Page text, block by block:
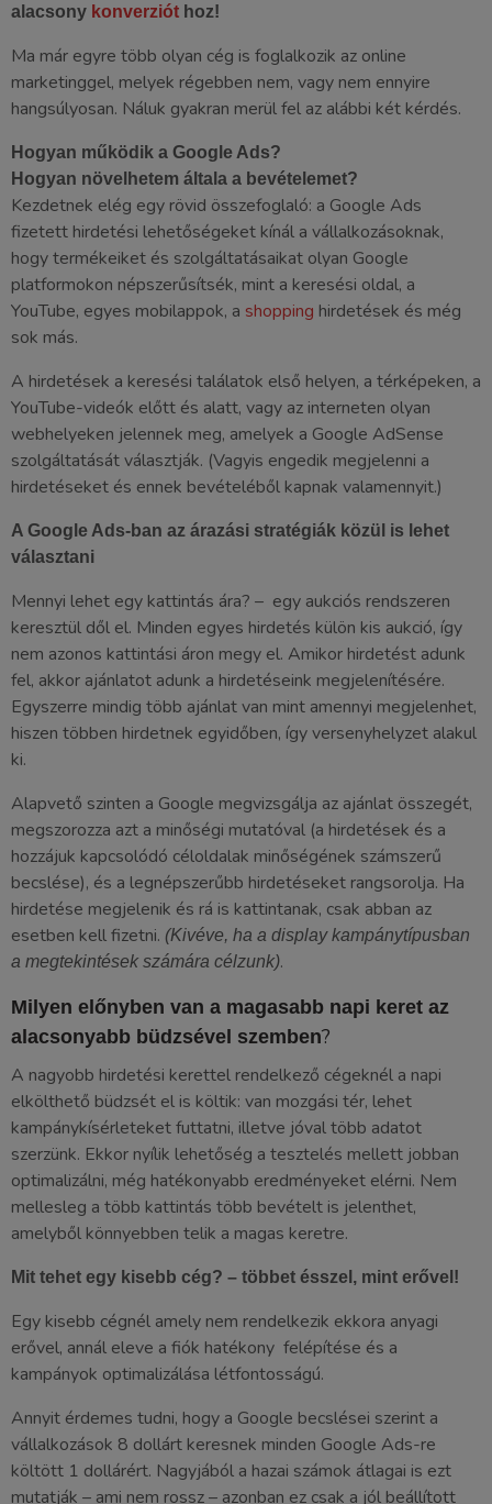
alacsony konverziót hoz!
Ma már egyre több olyan cég is foglalkozik az online
marketinggel, melyek régebben nem, vagy nem ennyire
hangsúlyosan. Náluk gyakran merül fel az alábbi két kérdés.
Hogyan működik a Google Ads?
Hogyan növelhetem általa a bevételemet?
Kezdetnek elég egy rövid összefoglaló: a Google Ads
fizetett hirdetési lehetőségeket kínál a vállalkozásoknak,
hogy termékeiket és szolgáltatásaikat olyan Google
platformokon népszerűsítsék, mint a keresési oldal, a
YouTube, egyes mobilappok, a shopping hirdetések és még
sok más.
A hirdetések a keresési találatok első helyen, a térképeken, a
YouTube-videók előtt és alatt, vagy az interneten olyan
webhelyeken jelennek meg, amelyek a Google AdSense
szolgáltatását választják. (Vagyis engedik megjelenni a
hirdetéseket és ennek bevételéből kapnak valamennyit.)
A Google Ads-ban az árazási stratégiák közül is lehet
választani
Mennyi lehet egy kattintás ára? – egy aukciós rendszeren
keresztül dől el. Minden egyes hirdetés külön kis aukció, így
nem azonos kattintási áron megy el. Amikor hirdetést adunk
fel, akkor ajánlatot adunk a hirdetéseink megjelenítésére.
Egyszerre mindig több ajánlat van mint amennyi megjelenhet,
hiszen többen hirdetnek egyidőben, így versenyhelyzet alakul
ki.
Alapvető szinten a Google megvizsgálja az ajánlat összegét,
megszorozza azt a minőségi mutatóval (a hirdetések és a
hozzájuk kapcsolódó céloldalak minőségének számszerű
becslése), és a legnépszerűbb hirdetéseket rangsorolja. Ha
hirdetése megjelenik és rá is kattintanak, csak abban az
esetben kell fizetni. (Kivéve, ha a display kampánytípusban
a megtekintések számára célzunk).
Milyen előnyben van a magasabb napi keret az
alacsonyabb büdzsével szemben?
A nagyobb hirdetési kerettel rendelkező cégeknél a napi
elkölthető büdzsét el is költik: van mozgási tér, lehet
kampánykísérleteket futtatni, illetve jóval több adatot
szerzünk. Ekkor nyílik lehetőség a tesztelés mellett jobban
optimalizálni, még hatékonyabb eredményeket elérni. Nem
mellesleg a több kattintás több bevételt is jelenthet,
amelyből könnyebben telik a magas keretre.
Mit tehet egy kisebb cég? – többet ésszel, mint erővel!
Egy kisebb cégnél amely nem rendelkezik ekkora anyagi
erővel, annál eleve a fiók hatékony felépítése és a
kampányok optimalizálása létfontosságú.
Annyit érdemes tudni, hogy a Google becslései szerint a
vállalkozások 8 dollárt keresnek minden Google Ads-re
költött 1 dollárért. Nagyjából a hazai számok átlagai is ezt
mutatják – ami nem rossz – azonban ez csak a jól beállított